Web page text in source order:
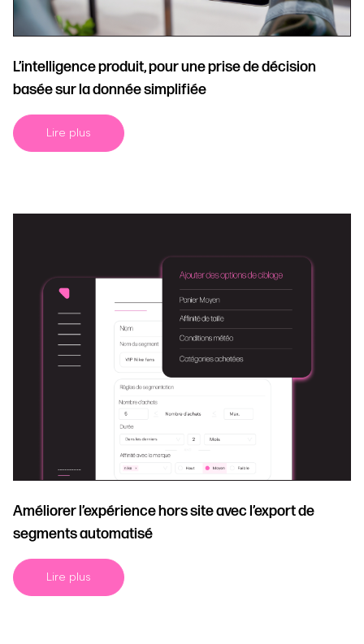
L’intelligence produit, pour une prise de décision
basée sur la donnée simplifiée
Lire plus
Améliorer l’expérience hors site avec l’export de
segments automatisé
Lire plus